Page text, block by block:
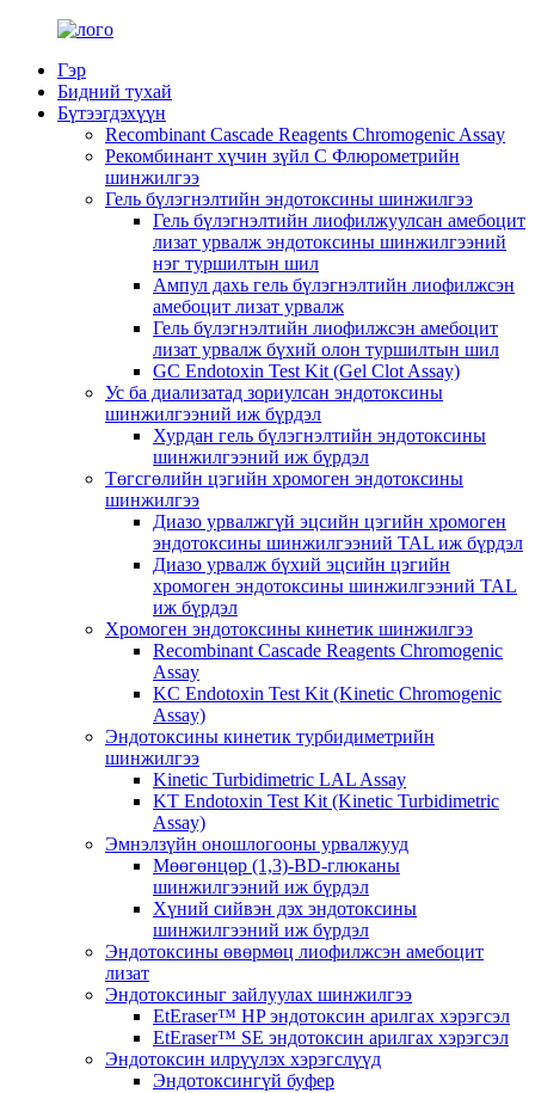
Гэр
Бидний тухай
Бүтээгдэхүүн
Recombinant Cascade Reagents Chromogenic Assay
Рекомбинант хүчин зүйл C Флюрометрийн
шинжилгээ
Гель бүлэгнэлтийн эндотоксины шинжилгээ
Гель бүлэгнэлтийн лиофилжуулсан амебоцит
лизат урвалж эндотоксины шинжилгээний
нэг туршилтын шил
Ампул дахь гель бүлэгнэлтийн лиофилжсэн
амебоцит лизат урвалж
Гель бүлэгнэлтийн лиофилжсэн амебоцит
лизат урвалж бүхий олон туршилтын шил
GC Endotoxin Test Kit (Gel Clot Assay)
Ус ба диализатад зориулсан эндотоксины
шинжилгээний иж бүрдэл
Хурдан гель бүлэгнэлтийн эндотоксины
шинжилгээний иж бүрдэл
Төгсгөлийн цэгийн хромоген эндотоксины
шинжилгээ
Диазо урвалжгүй эцсийн цэгийн хромоген
эндотоксины шинжилгээний TAL иж бүрдэл
Диазо урвалж бүхий эцсийн цэгийн
хромоген эндотоксины шинжилгээний TAL
иж бүрдэл
Хромоген эндотоксины кинетик шинжилгээ
Recombinant Cascade Reagents Chromogenic
Assay
KC Endotoxin Test Kit (Kinetic Chromogenic
Assay)
Эндотоксины кинетик турбидиметрийн
шинжилгээ
Kinetic Turbidimetric LAL Assay
KT Endotoxin Test Kit (Kinetic Turbidimetric
Assay)
Эмнэлзүйн оношлогооны урвалжууд
Мөөгөнцөр (1,3)-BD-глюканы
шинжилгээний иж бүрдэл
Хүний сийвэн дэх эндотоксины
шинжилгээний иж бүрдэл
Эндотоксины өвөрмөц лиофилжсэн амебоцит
лизат
Эндотоксиныг зайлуулах шинжилгээ
EtEraser™ HP эндотоксин арилгах хэрэгсэл
EtEraser™ SE эндотоксин арилгах хэрэгсэл
Эндотоксин илрүүлэх хэрэгслүүд
Эндотоксингүй буфер